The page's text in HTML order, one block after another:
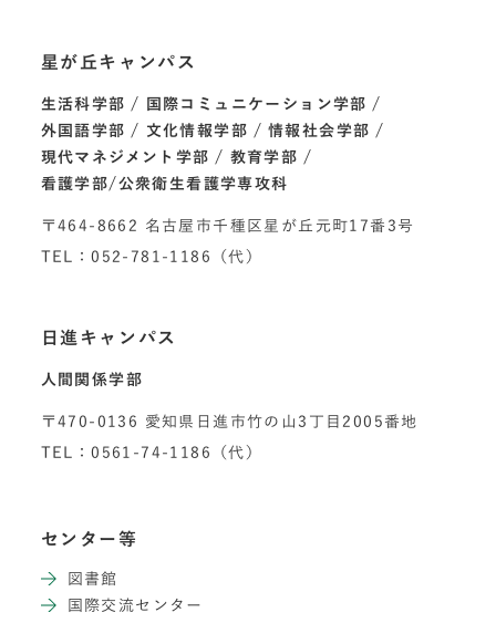
星が丘キャンパス
生活科学部
国際コミュニケーション学部
外国語学部
文化情報学部
情報社会学部
現代マネジメント学部
教育学部
看護学部/公衆衛生看護学専攻科
〒464-8662 名古屋市千種区星が丘元町17番3号
TEL：052-781-1186（代）
日進キャンパス
人間関係学部
〒470-0136 愛知県日進市竹の山3丁目2005番地
TEL：0561-74-1186（代）
センター等
図書館
国際交流センター